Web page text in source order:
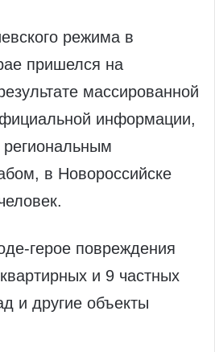
режима в
пришелся на
массированной
информации,
в Новороссийске
герое повреждения
и 9 частных
и другие объекты